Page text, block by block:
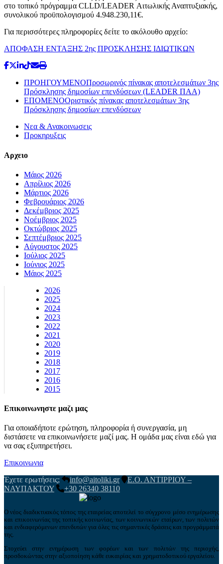
στο τοπικό πρόγραμμα CLLD/LEADER Αιτωλικής Αναπτυξιακής,
συνολικού προϋπολογισμού 4.948.230,11€.
Για περισσότερες πληροφορίες δείτε το ακόλουθο αρχείο:
ΑΠΟΦΑΣΗ ΕΝΤΑΞΗΣ 2ης ΠΡΟΣΚΛΗΣΗΣ ΙΔΙΩΤΙΚΩΝ
ΠΡΟΗΓΟΥΜΕΝΟΠροσωρινός πίνακας αποτελεσμάτων 3ης
Πρόσκλησης δημοσίων επενδύσεων (LEADER ΠΑΑ)
ΕΠΟΜΕΝΟΟριστικός πίνακας αποτελεσμάτων 3ης
Πρόσκλησης δημοσίων επενδύσεων
Νεα & Ανακοινωσεις
Προκηρυξεις
Αρχειο
Μάιος 2026
Απρίλιος 2026
Μάρτιος 2026
Φεβρουάριος 2026
Δεκέμβριος 2025
Νοέμβριος 2025
Οκτώβριος 2025
Σεπτέμβριος 2025
Αύγουστος 2025
Ιούλιος 2025
Ιούνιος 2025
Μάιος 2025
2026
2025
2024
2023
2022
2021
2020
2019
2018
2017
2016
2015
Επικοινωνηστε μαζι μας
Για οποιαδήποτε ερώτηση, πληροφορία ή συνεργασία, μη
διστάσετε να επικοινωνήσετε μαζί μας. Η ομάδα μας είναι εδώ για
να σας εξυπηρετήσει.
Επικοινωνια
Έχετε ερωτήσεις;
info@aitoliki.gr
Ε.Ο. ΑΝΤΙΡΡΙΟΥ –
ΝΑΥΠΑΚΤΟΥ
+30 26340 38110
Ο νέος διαδικτυακός τόπος της εταιρείας αποτελεί το σύγχρονο μέσο ενημέρωσης
και επικοινωνίας της τοπικής κοινωνίας, των κοινωνικών εταίρων, των πολιτών
και ενδιαφερόμενων επενδυτών για όλες τις σημαντικές δράσεις και προγράμματά
της.
Στοχεύει στην ενημέρωση των φορέων και των πολιτών της περιοχής,
προσδοκώντας στην αξιοποίηση κάθε ευκαιρίας και χρηματοδοτικού εργαλείου.